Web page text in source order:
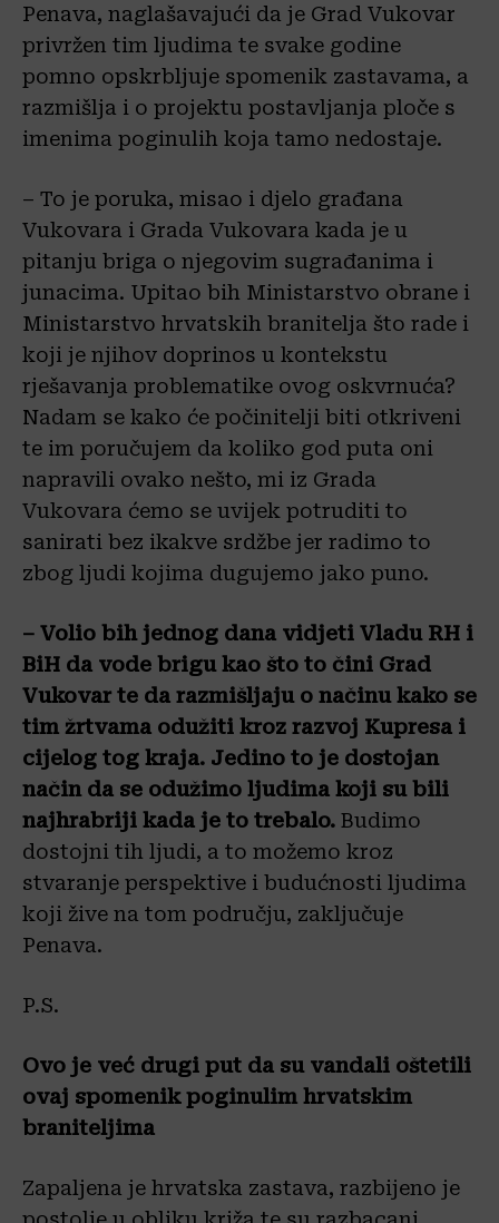
Penava, naglašavajući da je Grad Vukovar
privržen tim ljudima te svake godine
pomno opskrbljuje spomenik zastavama, a
razmišlja i o projektu postavljanja ploče s
imenima poginulih koja tamo nedostaje.
– To je poruka, misao i djelo građana
Vukovara i Grada Vukovara kada je u
pitanju briga o njegovim sugrađanima i
junacima. Upitao bih Ministarstvo obrane i
Ministarstvo hrvatskih branitelja što rade i
koji je njihov doprinos u kontekstu
rješavanja problematike ovog oskvrnuća?
Nadam se kako će počinitelji biti otkriveni
te im poručujem da koliko god puta oni
napravili ovako nešto, mi iz Grada
Vukovara ćemo se uvijek potruditi to
sanirati bez ikakve srdžbe jer radimo to
zbog ljudi kojima dugujemo jako puno.
– Volio bih jednog dana vidjeti Vladu RH i
BiH da vode brigu kao što to čini Grad
Vukovar te da razmišljaju o načinu kako se
tim žrtvama odužiti kroz razvoj Kupresa i
cijelog tog kraja. Jedino to je dostojan
način da se odužimo ljudima koji su bili
najhrabriji kada je to trebalo. Budimo
dostojni tih ljudi, a to možemo kroz
stvaranje perspektive i budućnosti ljudima
koji žive na tom području, zaključuje
Penava.
P.S.
Ovo je već drugi put da su vandali oštetili
ovaj spomenik poginulim hrvatskim
braniteljima
Zapaljena je hrvatska zastava, razbijeno je